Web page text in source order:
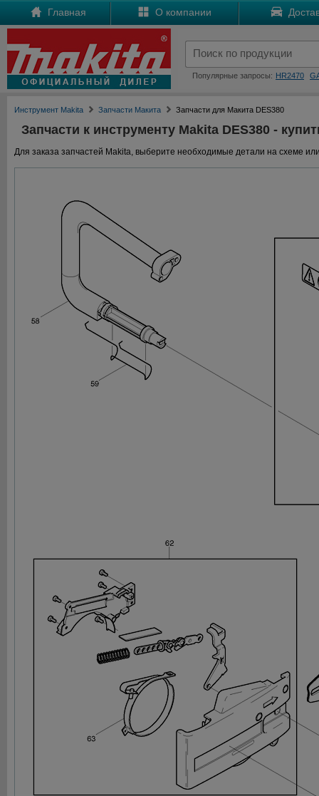
Главная О компании
Популярные запросы: HR2470
Инструмент Makita Запчасти Макита Запчасти для Макита DES380
Запчасти к инструменту Makita DES380 -
Для заказа запчастей Makita, выберите необходимые детали на схеме